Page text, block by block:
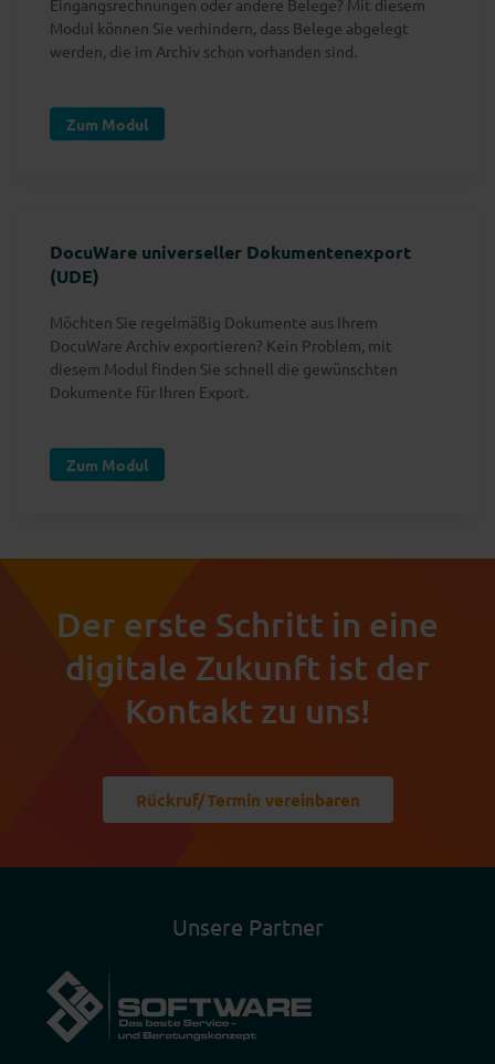
Eingangsrechnungen oder andere Belege? Mit diesem
Modul können Sie verhindern, dass Belege abgelegt
werden, die im Archiv schon vorhanden sind.
Zum Modul
DocuWare universeller Dokumentenexport
(UDE)
Möchten Sie regelmäßig Dokumente aus Ihrem
DocuWare Archiv exportieren? Kein Problem, mit
diesem Modul finden Sie schnell die gewünschten
Dokumente für Ihren Export.
Zum Modul
Der erste Schritt in eine
digitale Zukunft ist der
Kontakt zu uns!
Rückruf/Termin vereinbaren
Unsere Partner